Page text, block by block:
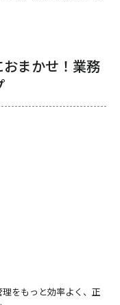
まかせ！業務
をもっと効率よく、正